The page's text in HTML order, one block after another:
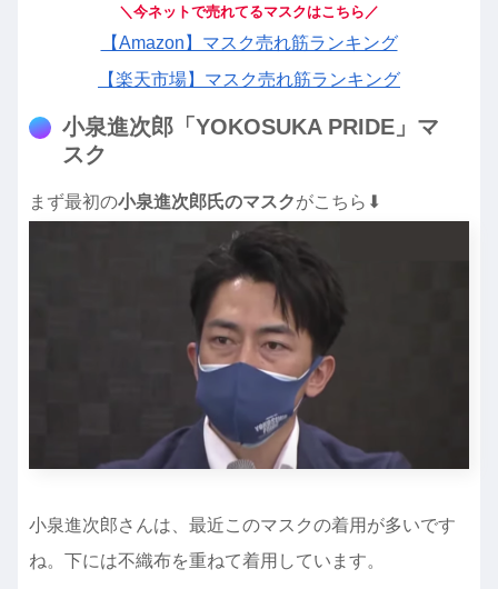
＼今ネットで売れてるマスクはこちら／
【Amazon】マスク売れ筋ランキング
【楽天市場】マスク売れ筋ランキング
小泉進次郎「YOKOSUKA PRIDE」マ
スク
まず最初の小泉進次郎氏のマスクがこちら⬇︎
小泉進次郎さんは、最近このマスクの着用が多いです
ね。下には不織布を重ねて着用しています。